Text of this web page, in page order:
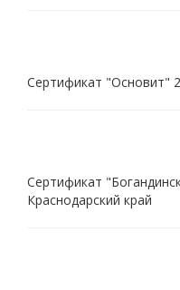
Сертификат "Основит"
Сертификат
Краснодарский край